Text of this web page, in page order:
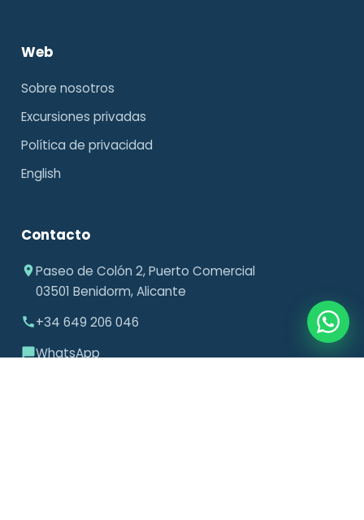
Web
Sobre nosotros
Excursiones privadas
Política de privacidad
English
Contacto
Paseo de Colón 2, Puerto Comercial
03501 Benidorm, Alicante
+34 649 206 046
WhatsApp